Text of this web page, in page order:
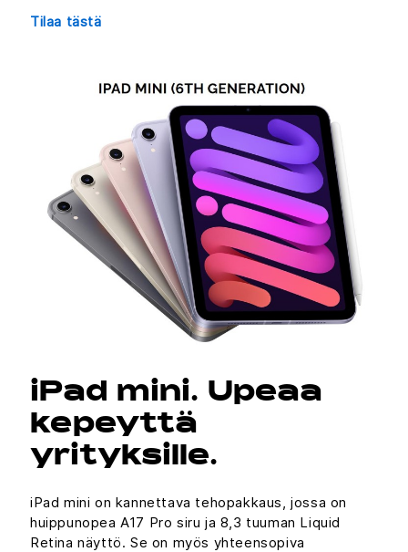
Tilaa tästä
iPad mini. Upeaa
kepeyttä
yrityksille.
iPad mini on kannettava tehopakkaus, jossa on
huippunopea A17 Pro siru ja 8,3 tuuman Liquid
Retina näyttö. Se on myös yhteensopiva